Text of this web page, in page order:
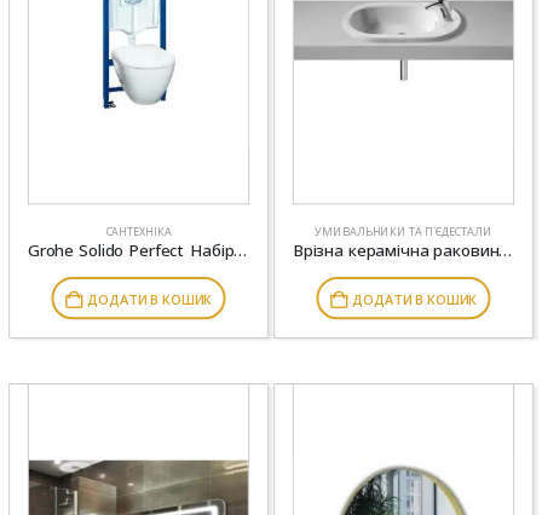
САНТЕХНІКА
Grohe Solido Perfect Набір 4 в 1 – Інстал. 38772001, підвісним унітазом в компл.с сидінням Soft (39186000)
ДОДАТИ В КОШИК
УМИВАЛЬНИКИ ТА П`ЄДЕСТАЛИ
Врізна керамічна раковина Roca Meridian 600×340 мм A32724E000
ДОДАТИ В КОШИК